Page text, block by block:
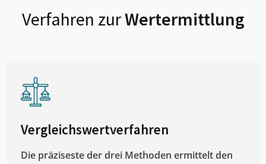
Verfahren zurWertermittlung
Vergleichswertverfahren
Die präziseste der drei Methoden ermittelt den